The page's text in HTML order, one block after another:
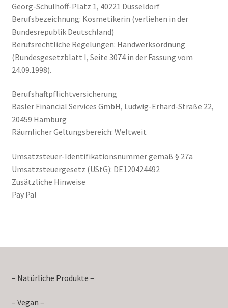
Georg-Schulhoff-Platz 1, 40221 Düsseldorf
Berufsbezeichnung: Kosmetikerin (verliehen in der
Bundesrepublik Deutschland)
Berufsrechtliche Regelungen: Handwerksordnung
(Bundesgesetzblatt I, Seite 3074 in der Fassung vom
24.09.1998).
Berufshaftpflichtversicherung
Basler Financial Services GmbH, Ludwig-Erhard-Straße 22,
20459 Hamburg
Räumlicher Geltungsbereich: Weltweit
Umsatzsteuer-Identifikationsnummer gemäß § 27a
Umsatzsteuergesetz (UStG): DE120424492
Zusätzliche Hinweise
Pay Pal
– Natürliche Produkte –
– Vegan –